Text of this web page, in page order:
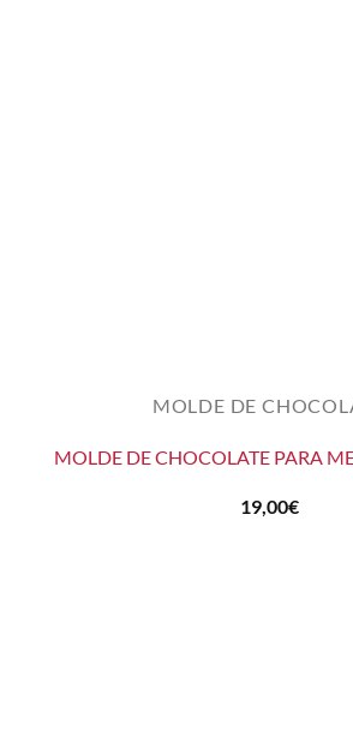
MOLDE DE
MOLDE DE CHOCOLATE PARA
19,00€